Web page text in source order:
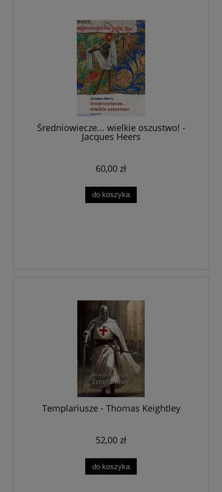
Średniowiecze... wielkie oszustwo! -
Jacques Heers
60,00 zł
do koszyka
Templariusze - Thomas Keightley
52,00 zł
do koszyka